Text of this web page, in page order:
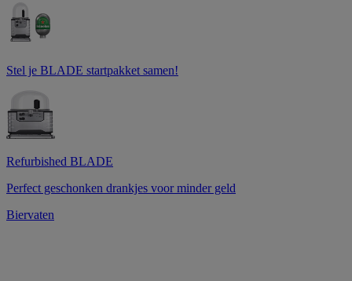
Stel je BLADE startpakket samen!
Refurbished BLADE
Perfect geschonken drankjes voor minder geld
Biervaten